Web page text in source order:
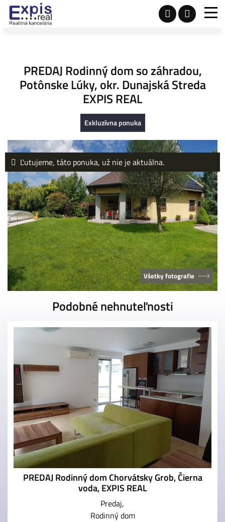
PREDAJ Rodinný dom so záhradou,
Potônske Lúky, okr. Dunajská Streda
EXPIS REAL
Exkluzívna ponuka
Ľutujeme, táto ponuka, už nie je aktuálna.
Všetky fotografie
Podobné nehnuteľnosti
PREDAJ Rodinný dom Chorvátsky Grob, Čierna
voda, EXPIS REAL
Predaj
Rodinný dom